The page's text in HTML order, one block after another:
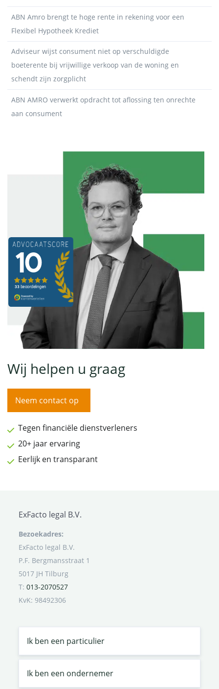
ABN Amro brengt te hoge rente in rekening voor een
Flexibel Hypotheek Krediet
Adviseur wijst consument niet op verschuldigde
boeterente bij vrijwillige verkoop van de woning en
schendt zijn zorgplicht
ABN AMRO verwerkt opdracht tot aflossing ten onrechte
aan consument
Wij helpen u graag
Neem contact op
Tegen financiële dienstverleners
20+ jaar ervaring
Eerlijk en transparant
ExFacto legal B.V.
Bezoekadres:
ExFacto legal B.V.
P.F. Bergmansstraat 1
5017 JH Tilburg
T: 013-2070527
KvK: 98492306
Ik ben een particulier
Ik ben een ondernemer